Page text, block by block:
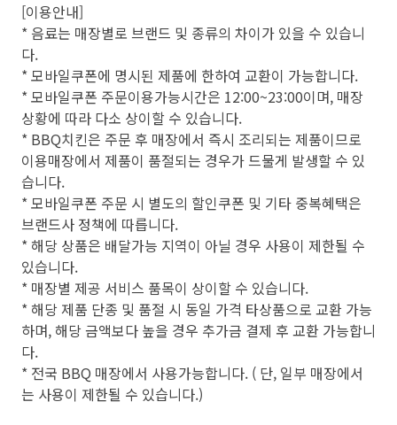
[이용안내]
* 음료는 매장별로 브랜드 및 종류의 차이가 있을 수 있습니
다.
* 모바일쿠폰에 명시된 제품에 한하여 교환이 가능합니다.
* 모바일쿠폰 주문이용가능시간은 12:00~23:00이며, 매장
상황에 따라 다소 상이할 수 있습니다.
* BBQ치킨은 주문 후 매장에서 즉시 조리되는 제품이므로
이용매장에서 제품이 품절되는 경우가 드물게 발생할 수 있
습니다.
* 모바일쿠폰 주문 시 별도의 할인쿠폰 및 기타 중복혜택은
브랜드사 정책에 따릅니다.
* 해당 상품은 배달가능 지역이 아닐 경우 사용이 제한될 수
있습니다.
* 매장별 제공 서비스 품목이 상이할 수 있습니다.
* 해당 제품 단종 및 품절 시 동일 가격 타상품으로 교환 가능
하며, 해당 금액보다 높을 경우 추가금 결제 후 교환 가능합니
다.
* 전국 BBQ 매장에서 사용가능합니다. ( 단, 일부 매장에서
는 사용이 제한될 수 있습니다.)